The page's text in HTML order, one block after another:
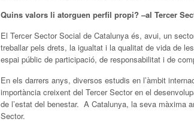
Quins valors li atorguen perfil propi? –al Tercer
El Tercer Sector Social de Catalunya és, avui, un
treballar pels drets, la igualtat i la qualitat de vida de
espai públic de participació, de responsabilitat i de
En els darrers anys, diversos estudis en l’àmbit
importància creixent del Tercer Sector en el
de l’estat del benestar. A Catalunya, la seva màxima
Sector.